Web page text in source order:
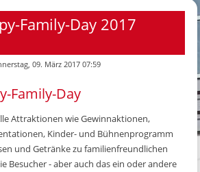
Family-Day 2017
09. März 2017 07:59
Family-Day
Attraktionen wie Gewinnaktionen,
Kinder- und Bühnenprogramm
und Getränke zu familienfreundlichen
Besucher - aber auch das ein oder andere